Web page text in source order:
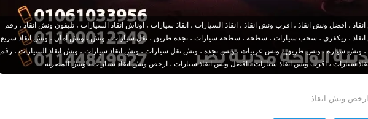
، افضل ونش انقاذ ، اقرب ونش انقاذ ، انقاذ السيارات ، انقاذ سيارات ، اوناش انقاذ السيارات ، تليفون ونش انقاذ ، رقم
، ريكفري ، سحب سيارات ، سطحة ، سطحة سيارات ، نجدة طريق ، نقل سيارات ، ونش ، ونش امان ، ونش انقاذ سريع
ونش سيارة ، ونش طريق ، ونش عربيات ، ونش نجدة ، ونش نقل سيارات ، ونش انقاذ سيارات ، ونش انقاذ السيارات ، رقم
سيارات ، اقرب ونش انقاذ سيارات ، افضل ونش انقاذ سيارات ، ارخص ونش انقاذ سيارات ، ونش المصرية
ارخص ونش انقاذ